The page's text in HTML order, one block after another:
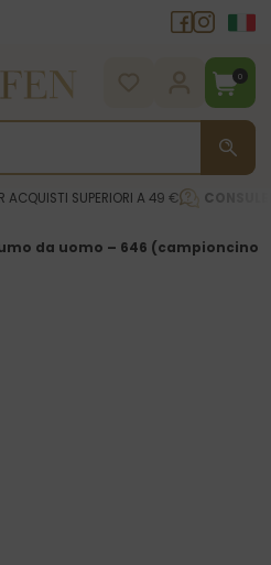
0
ACQUISTI SUPERIORI A 49 €
da uomo – 646 (campioncino